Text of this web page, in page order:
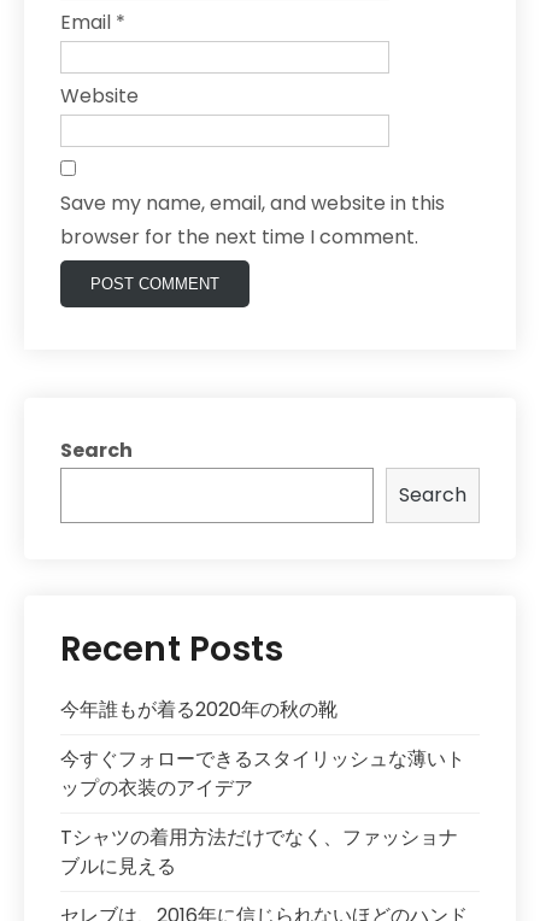
Email *
Website
Save my name, email, and website in this
browser for the next time I comment.
Search
Search
Recent Posts
今年誰もが着る2020年の秋の靴
今すぐフォローできるスタイリッシュな薄いト
ップの衣装のアイデア
Tシャツの着用方法だけでなく、ファッショナ
ブルに見える